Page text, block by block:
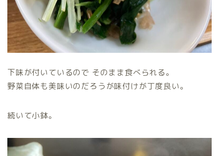
下味が付いているので そのまま食べられる。
野菜自体も美味いのだろうが味付けが丁度良い。
続いて小鉢。